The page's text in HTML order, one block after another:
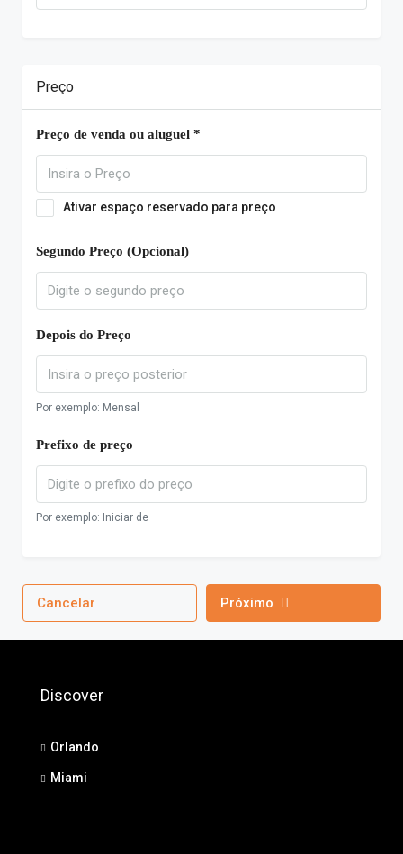
Preço
Preço de venda ou aluguel *
Ativar espaço reservado para preço
Segundo Preço (Opcional)
Depois do Preço
Por exemplo: Mensal
Prefixo de preço
Por exemplo: Iniciar de
Cancelar Próximo
Discover
Orlando
Miami